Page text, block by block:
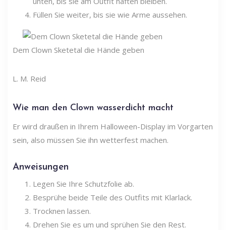
Füllen Sie weiter, bis sie wie Arme aussehen.
Dem Clown Sketetal die Hände geben
L. M. Reid
Wie man den Clown wasserdicht macht
Er wird draußen in Ihrem Halloween-Display im Vorgarten
sein, also müssen Sie ihn wetterfest machen.
Anweisungen
Legen Sie Ihre Schutzfolie ab.
Besprühe beide Teile des Outfits mit Klarlack.
Trocknen lassen.
Drehen Sie es um und sprühen Sie den Rest.